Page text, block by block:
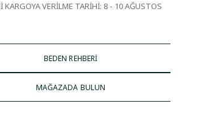
KARGOYA VERİLME TARİHİ: 8 - 10 AĞUSTOS
BEDEN REHBERİ
MAĞAZADA BULUN